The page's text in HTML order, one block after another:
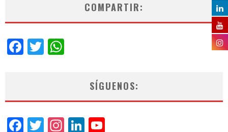
COMPARTIR:
Facebook
Twitter
SÍGUENOS:
Facebook
Twitter
Instagram
LinkedIn